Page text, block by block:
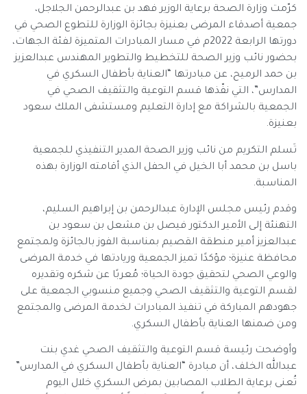
كرّمت وزارة الصحة برعاية الوزير فهد بن عبدالرحمن الجلاجل،
جمعية أصدقاء المرضى بعنيزة بجائزة الوزارة للتطوع الصحي في
دورتها الرابعة 2022م في مسار المبادرات المتميزة لفئة الجهات،
بحضور نائب وزير الصحة للتخطيط والتطوير المهندس عبدالعزيز
بن حمد الرميح، عن مبادرتها “العناية بأطفال السكري في
المدارس”، التي نفّذها قسم التوعية والتثقيف الصحي في
الجمعية بالشراكة مع إدارة التعليم ومستشفى الملك سعود
بعنيزة.
تَسلم التكريم من نائب وزير الصحة المدير التنفيذي للجمعية
باسل بن محمد أبا الخيل في الحفل الذي أقامته الوزارة بهذه
المناسبة.
وقدم رئيس مجلس الإدارة عبدالرحمن بن إبراهيم السليم،
التهنئة إلى الأمير الدكتور فيصل بن مشعل بن سعود بن
عبدالعزيز أمير منطقة القصيم بمناسبة الفوز بالجائزة ولمجتمع
محافظة عنيزة؛ مؤكدًا تميز الجمعية وريادتها في خدمة المرضى
والوعي الصحي لتحقيق جودة الحياة؛ مُعربًا عن شكره وتقديره
لقسم التوعية والتثقيف الصحي وجميع منسوبي الجمعية على
جهودهم المباركة في تنفيذ المبادرات لخدمة المرضى والمجتمع
ومن ضمنها العناية بأطفال السكري.
وأوضحت رئيسة قسم التوعية والتثقيف الصحي غدي بنت
عبدالله الخلف، أن مبادرة “العناية بأطفال السكري في المدارس”
تُعنى برعاية الطلاب المصابين بمرض السكري خلال اليوم